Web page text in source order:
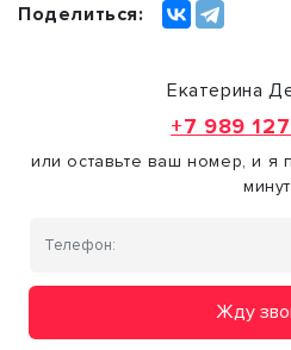
Поделиться:
Екатерина
+7 989
или оставьте ваш номер, и я
минут
Жду